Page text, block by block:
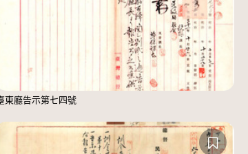
東廳告示第七四號